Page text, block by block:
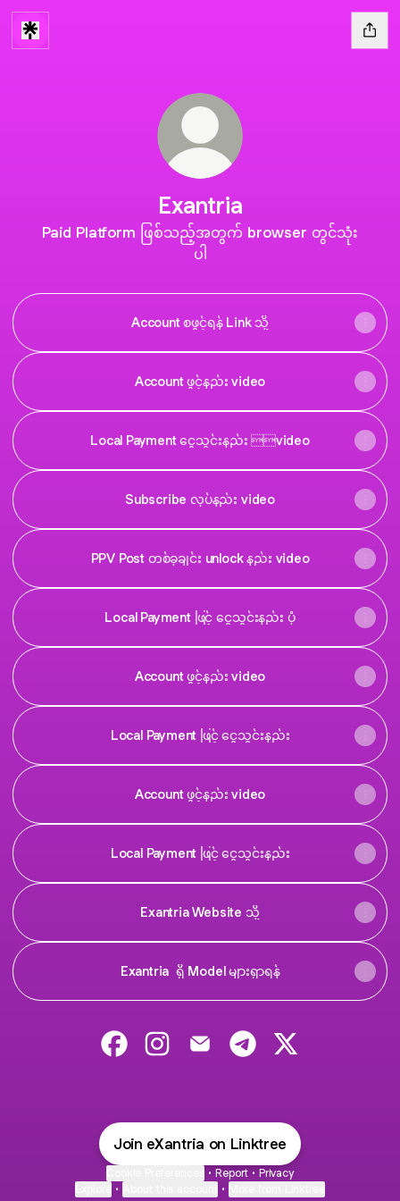
Exantria
Paid Platform ဖြစ်သည့်အတွက် browser တွင်သုံး
ပါ
Account စဖွင့်ရန် Link သို့
Account ဖွင့်နည်း video
Local Payment ငွေသွင်းနည်း video
Subscribe လုပ်နည်း video
PPV Post တစ်ခုချင်း unlock နည်း video
Local Payment ဖြင့် ငွေသွင်းနည်း ပုံ
Account ဖွင့်နည်း video
Local Payment ဖြင့် ငွေသွင်းနည်း
Account ဖွင့်နည်း video
Local Payment ဖြင့် ငွေသွင်းနည်း
Exantria Website သို့
Exantria ရှိ Model များရှာရန်
Join eXantria on Linktree
• Report • Privacy
• •